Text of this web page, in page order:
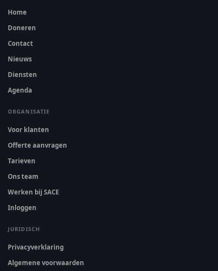
Home
Doneren
Contact
Nieuws
Diensten
Agenda
ORGANISATIE
Voor klanten
Offerte aanvragen
Tarieven
Ons team
Werken bij SACE
Inloggen
JURIDISCH
Privacyverklaring
Algemene voorwaarden